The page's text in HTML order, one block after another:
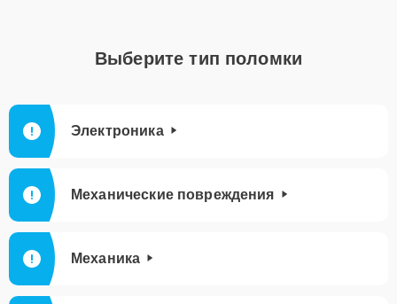
Выберите тип поломки
Электроника
Механические повреждения
Механика